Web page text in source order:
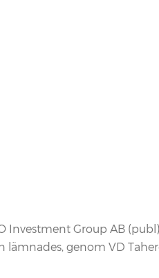
Group AB
genom VD